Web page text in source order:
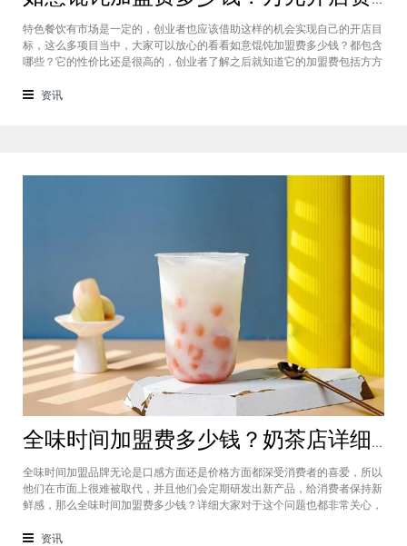
特色餐饮有市场是一定的，创业者也应该借助这样的机会实现自己的开店目
标，这么多项目当中，大家可以放心的看看如意馄饨加盟费多少钱？都包含
哪些？它的性价比还是很高的，创业者了解之后就知道它的加盟费包括方方
的。加盟费用创业者想要了解一下如意馄饨加盟费多少钱？是不是值得加
资讯
全味时间加盟费多少钱？奶茶店详细费用分析就在这！
全味时间加盟品牌无论是口感方面还是价格方面都深受消费者的喜爱，所以
他们在市面上很难被取代，并且他们会定期研发出新产品，给消费者保持新
鲜感，那么全味时间加盟费多少钱？详细大家对于这个问题也都非常关心，
店，在这里就不说名字了。虽然开头说得很好，公司也确实提供了设备和产
资讯